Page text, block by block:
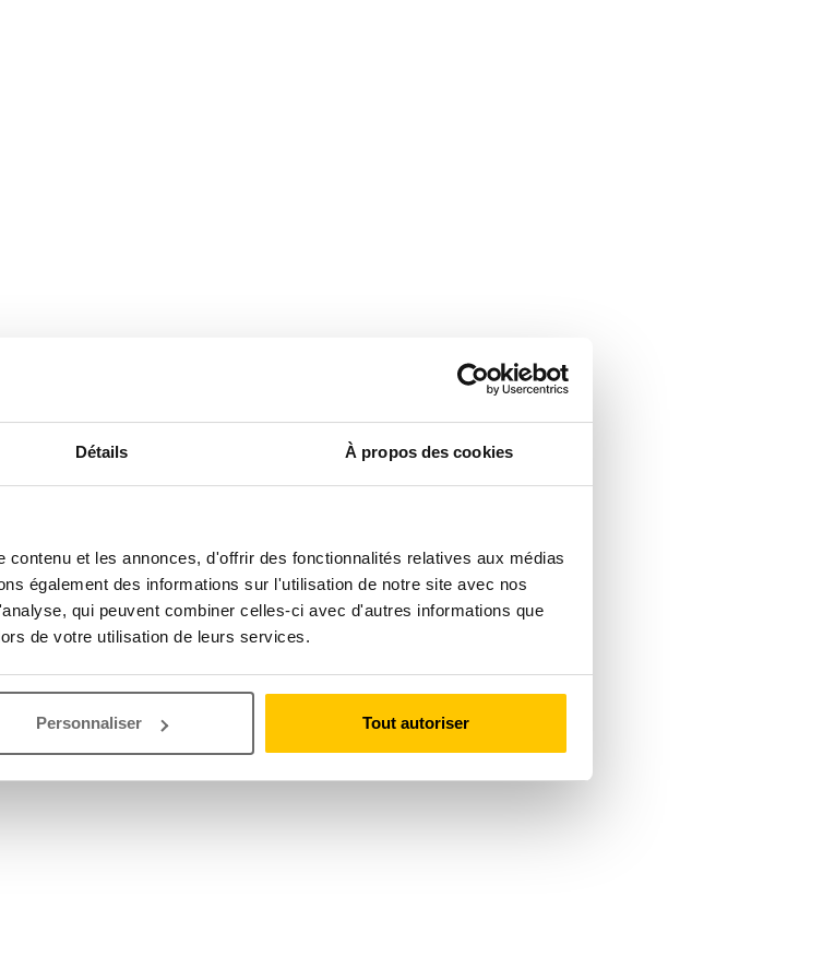
Détails À propos des cookies
et les annonces, d'offrir des fonctionnalités relatives aux médias
également des informations sur l'utilisation de notre site avec nos
qui peuvent combiner celles-ci avec d'autres informations que
de votre utilisation de leurs services.
Personnaliser Tout autoriser